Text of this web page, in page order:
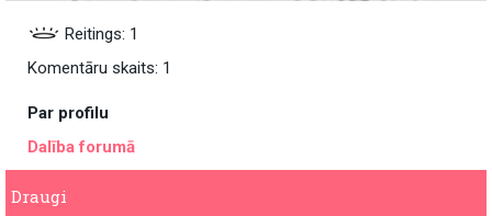
Reitings: 1
Komentāru skaits: 1
Par profilu
Dalība forumā
Draugi